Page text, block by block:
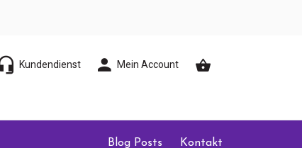
Kundendienst Mein Account
Blog Posts Kontakt